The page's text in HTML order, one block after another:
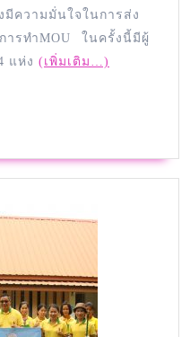
มีความมั่นใจในการส่ง
รทำMOU ในครั้งนี้มีผู้
แห่ง (เพิ่มเติม…)